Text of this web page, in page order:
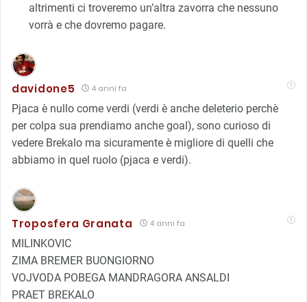
altrimenti ci troveremo un’altra zavorra che nessuno
vorrà e che dovremo pagare.
davidone5 4 anni fa
Pjaca è nullo come verdi (verdi è anche deleterio perchè
per colpa sua prendiamo anche goal), sono curioso di
vedere Brekalo ma sicuramente è migliore di quelli che
abbiamo in quel ruolo (pjaca e verdi).
Troposfera Granata 4 anni fa
MILINKOVIC
ZIMA BREMER BUONGIORNO
VOJVODA POBEGA MANDRAGORA ANSALDI
PRAET BREKALO